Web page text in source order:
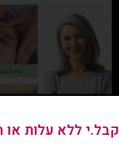
קבל.י ללא עלות או